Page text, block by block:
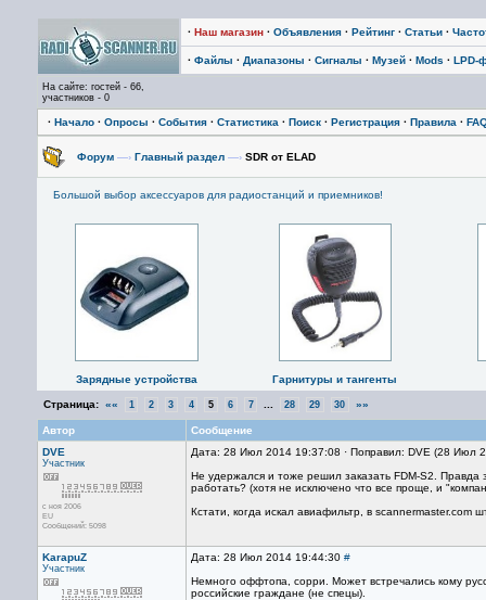
· Наш магазин · Объявления · Рейтинг · Статьи ·
· Файлы · Диапазоны · Сигналы · Музей · Mods · LPD-
На сайте: гостей - 66,
участников - 0
· Начало · Опросы · События · Статистика · Поиск · Регистрация · Правила ·
Форум —› Главный раздел —› SDR от ELAD
Большой выбор аксессуаров для радиостанций и приемников!
Зарядные устройства Гарнитуры и тангенты
Страница: «« 1 2 3 4 5 6 7 28 29 30 »»
Автор
Сообщение
DVE
Участник
с ноя 2006
EU
Сообщений: 5098
Дата: 28 Июл 2014 19:37:08 · Поправил: DVE (28 Июл
Не удержался и тоже решил заказать FDM-S2. Правда
работать? (хотя не исключено что все проще, и
Кстати, когда искал авиафильтр, в scannermaster.com
KarapuZ
Участник
Дата: 28 Июл 2014 19:44:30 #
Немного оффтопа, сорри. Может встречались кому
российские граждане (не спецы).